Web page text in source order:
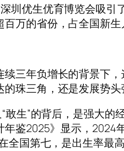
优生优育博览会吸引
万的省份，占全国新生
年负增长的背景下，
珠三角，还是发展势
生”的背后，是强大的
年鉴2025》显示，
国第七，是出生率最